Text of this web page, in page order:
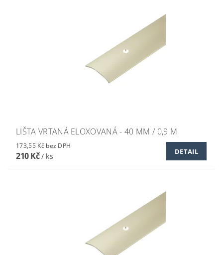
LIŠTA VRTANÁ ELOXOVANÁ - 40 MM / 0,9 M
173,55 Kč bez DPH
210 Kč/ ks
DETAIL